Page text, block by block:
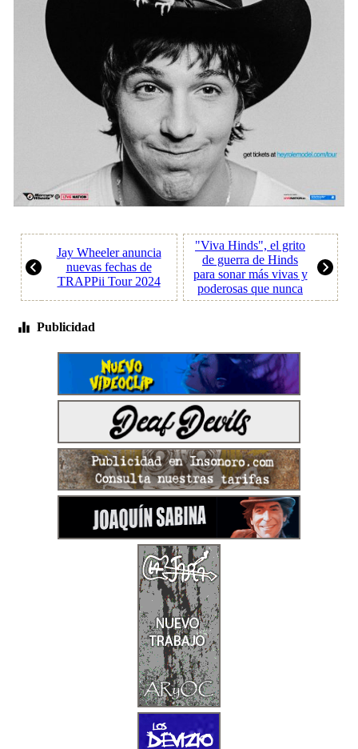
Jay Wheeler anuncia
nuevas fechas de
TRAPPii Tour 2024
"Viva Hinds", el grito
de guerra de Hinds
para sonar más vivas y
poderosas que nunca
Publicidad